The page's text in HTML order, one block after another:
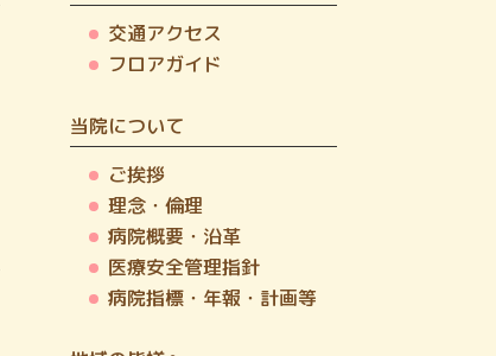
交通アクセス
フロアガイド
当院について
ご挨拶
理念・倫理
病院概要・沿革
医療安全管理指針
病院指標・年報・計画等